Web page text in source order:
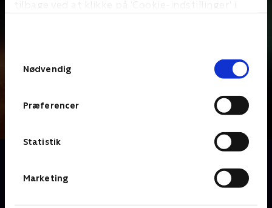
tilbage ved at klikke på ’Cookie-indstillinger’ i
Nødvendig
Præferencer
Statistik
Marketing
Anders W. Berthelsen spiller betjenten Rolf, hvis
datter forsvandt på mystisk vis i forbindelse med en